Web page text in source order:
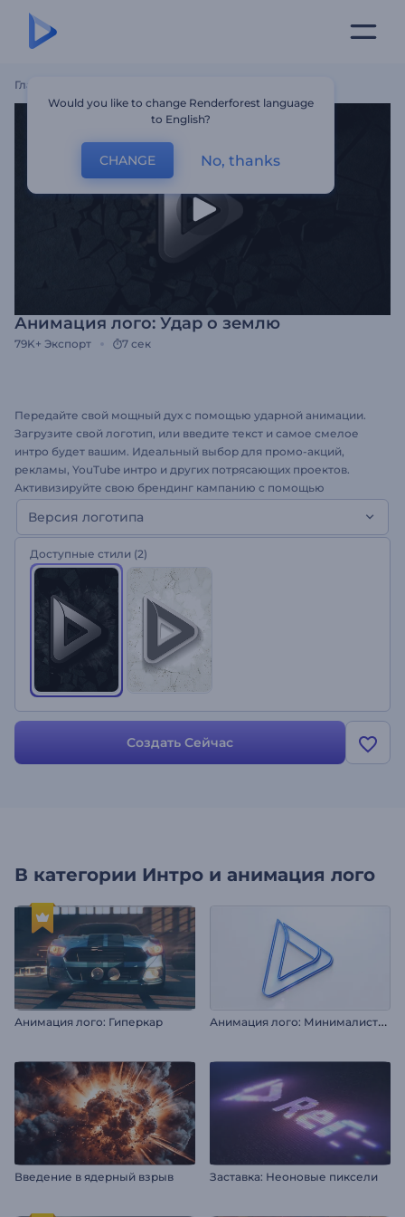
Главная
Анимация лого: Удар о землю
79K+ Экспорт 7 сек
Передайте свой мощный дух с помощью ударной анимации.
Загрузите свой логотип, или введите текст и самое смелое
интро будет вашим. Идеальный выбор для промо-акций,
рекламы, YouTube интро и других потрясающих проектов.
Активизируйте свою брендинг кампанию с помощью
Появления Логотипа Удар о Землю. Попробуйте, это легко!
Версия логотипа
Доступные стили (2)
Создать Сейчас
В категории Интро и анимация лого
Анимация лого: Гиперкар А
нимация лого: Минималистичные слои
Введение в ядерный взрыв Заставка: Неоновые пиксели
Would you like to change Renderforest language
to English?
CHANGE No, thanks